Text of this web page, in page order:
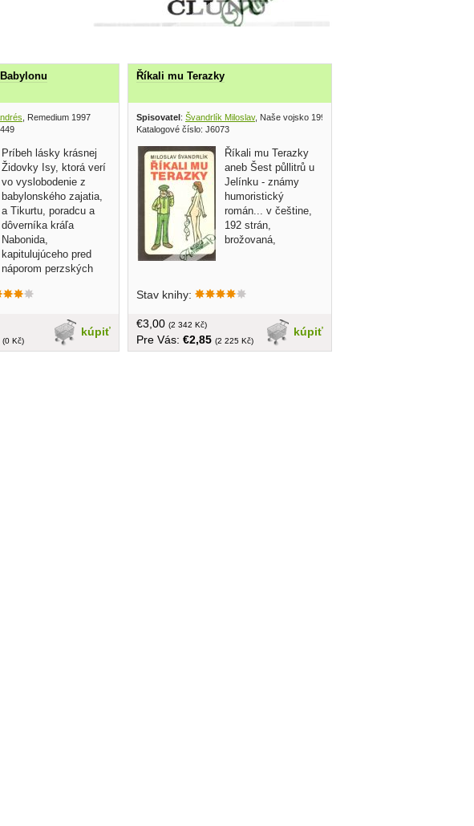
, Remedium 1997
Príbeh lásky krásnej
Židovky Isy, ktorá verí
vo vyslobodenie z
babylonského zajatia,
a Tikurtu, poradcu a
dôverníka kráľa
Nabonida,
kapitulujúceho pred
náporom perzských
starovekého
kúpiť
(0 Kč)
Říkali mu Terazky
Spisovatel: Švandrlík Miloslav, Naše vojsko 1991
Katalogové číslo: J6073
Říkali mu Terazky
aneb Šest půllitrů u
Jelínku - známy
humoristický
román... v češtine,
192 strán,
brožovaná,
Stav knihy:
kúpiť
€3,00 (2 342 Kč)
Pre Vás: €2,85 (2 225 Kč)